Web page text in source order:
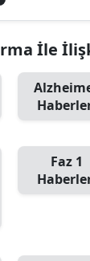
İle
Faz 1